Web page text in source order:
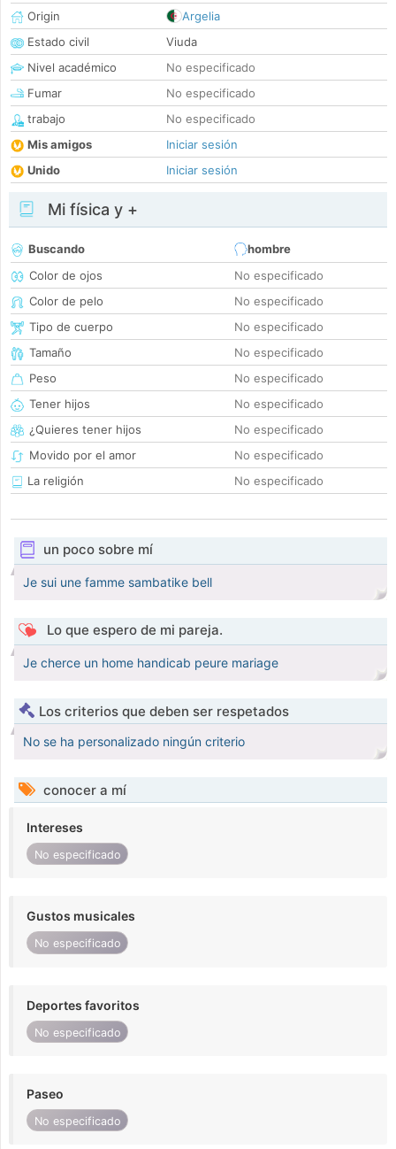
Origin
Argelia
Estado civil
Viuda
Nivel académico
No especificado
Fumar
No especificado
trabajo
No especificado
Mis amigos
Iniciar sesión
Unido
Iniciar sesión
Mi física y +
Buscando
hombre
Color de ojos
No especificado
Color de pelo
No especificado
Tipo de cuerpo
No especificado
Tamaño
No especificado
Peso
No especificado
Tener hijos
No especificado
¿Quieres tener hijos
No especificado
Movido por el amor
No especificado
La religión
No especificado
un poco sobre mí
Je sui une famme sambatike bell
Lo que espero de mi pareja.
Je cherce un home handicab peure mariage
Los criterios que deben ser respetados
No se ha personalizado ningún criterio
conocer a mí
Intereses
No especificado
Gustos musicales
No especificado
Deportes favoritos
No especificado
Paseo
No especificado